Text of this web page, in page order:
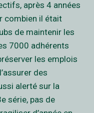
après 4 années
combien il était
de maintenir les
7000 adhérents
les emplois
des
alerté sur la
série, pas de